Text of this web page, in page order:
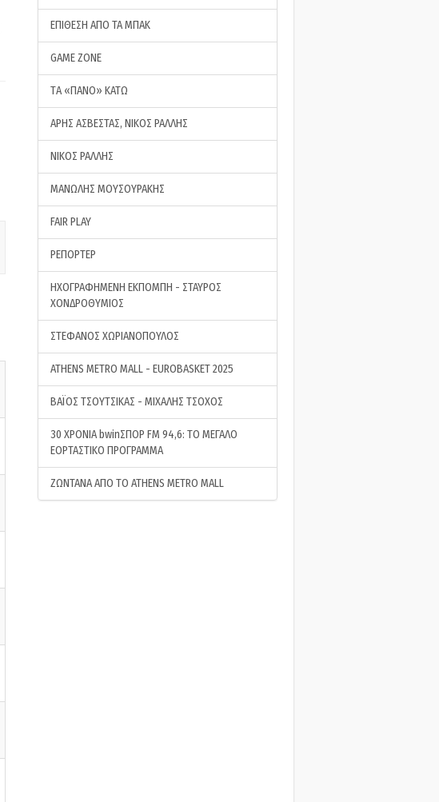
ΕΠΙΘΕΣΗ ΑΠΟ ΤΑ ΜΠΑΚ
GAME ZONE
ΤA «ΠΑΝΟ» ΚΑΤΩ
ΑΡΗΣ ΑΣΒΕΣΤΑΣ, ΝΙΚΟΣ ΡΑΛΛΗΣ
ΝΙΚΟΣ ΡΑΛΛΗΣ
ΜΑΝΩΛΗΣ ΜΟΥΣΟΥΡΑΚΗΣ
FAIR PLAY
ΡΕΠΟΡΤΕΡ
ΗΧΟΓΡΑΦΗΜΕΝΗ ΕΚΠΟΜΠΗ - ΣΤΑΥΡΟΣ
ΧΟΝΔΡΟΘΥΜΙΟΣ
ΣΤΕΦΑΝΟΣ ΧΩΡΙΑΝΟΠΟΥΛΟΣ
ATHENS METRO MALL - EUROBASKET 2025
ΒΑΪΟΣ ΤΣΟΥΤΣΙΚΑΣ - ΜΙΧΑΛΗΣ ΤΣΟΧΟΣ
30 ΧΡΟΝΙΑ bwinΣΠΟΡ FM 94,6: ΤΟ ΜΕΓΑΛΟ
ΕΟΡΤΑΣΤΙΚΟ ΠΡΟΓΡΑΜΜΑ
ΖΩΝΤΑΝΑ ΑΠΟ ΤΟ ATHENS METRO MALL